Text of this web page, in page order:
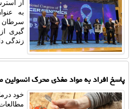
از
به
سرطان
گیری
زندگی
پاسخ افراد به مواد مغذی محرک
خود